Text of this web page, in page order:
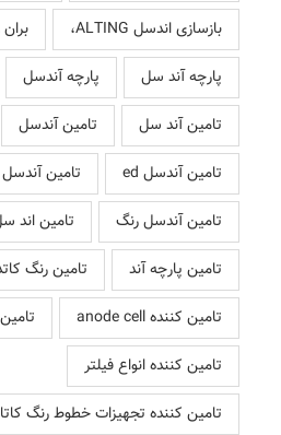
بازسازی اندسل ALTING،
بران SOLECTA
پارچه آند سل
پارچه آندسل
تامین آند سل
تامین آندسل
تامین آندسل ed
تامین آندسل MEGA،
تامین آندسل رنگ
تامین اند
تامین پارچه آند
تامین رنگ
تامین کننده anode cell
تامین کننده انواع فیلتر
تامین کننده تجهیزات خطوط رنگ